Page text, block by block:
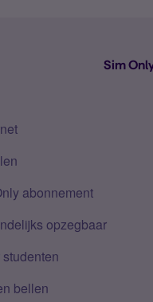
Sim
abonnement
opzegbaar
bellen